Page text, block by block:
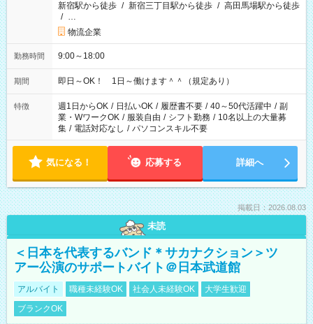
新宿駅から徒歩 / 新宿三丁目駅から徒歩 / 高田馬場駅から徒歩
/ …
物流企業
勤務時間 9:00～18:00
期間 即日～OK！ 1日～働けます＾＾（規定あり）
特徴 週1日からOK / 日払いOK / 履歴書不要 / 40～50代活躍中 / 副
業・WワークOK / 服装自由 / シフト勤務 / 10名以上の大量募
集 / 電話対応なし / パソコンスキル不要
気になる！ 応募する 詳細へ
掲載日：2026.08.03
未読
＜日本を代表するバンド＊サカナクション＞ツ
アー公演のサポートバイト＠日本武道館
アルバイト 職種未経験OK 社会人未経験OK
大学生歓迎
ブランクOK